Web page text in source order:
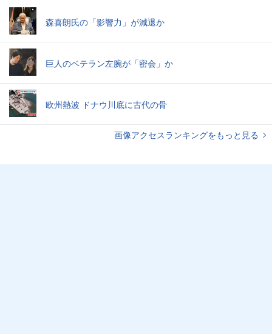
森喜朗氏の「影響力」が減退か
巨人のベテラン左腕が「密会」か
欧州熱波 ドナウ川底に古代の骨
画像アクセスランキングをもっと見る